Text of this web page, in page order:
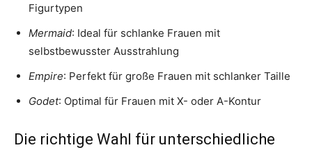
Figurtypen
Mermaid: Ideal für schlanke Frauen mit
selbstbewusster Ausstrahlung
Empire: Perfekt für große Frauen mit schlanker Taille
Godet: Optimal für Frauen mit X- oder A-Kontur
Die richtige Wahl für unterschiedliche